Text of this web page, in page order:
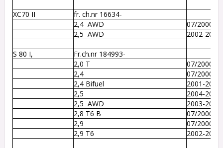
XC70 II
fr. ch.nr 16634-
2,4  AWD
07/2000-
2,5  AWD
2002-2007
S 80 I,
Fr.ch.nr 184993-
2,0 T
07/2000-
2,4
07/2000-
2,4 Bifuel
2001-2006
2,5
2004-2006
2,5  AWD
2003-2006
2,8 T6 B
07/2000-
2,9
07/2000-
2,9 T6
2002-2006